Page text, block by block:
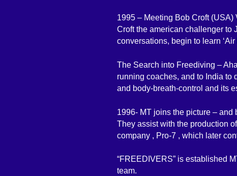
1995 – Meeting Bob Croft
Croft the american challenger to
conversations, begin to learn ‘Air
The Search into Freediving –
running coaches, and to India to
and body-breath-control and its
1996- MT joins the picture – and
They assist with the production
company , Pro-7 , which later
“FREEDIVERS” is established
team.